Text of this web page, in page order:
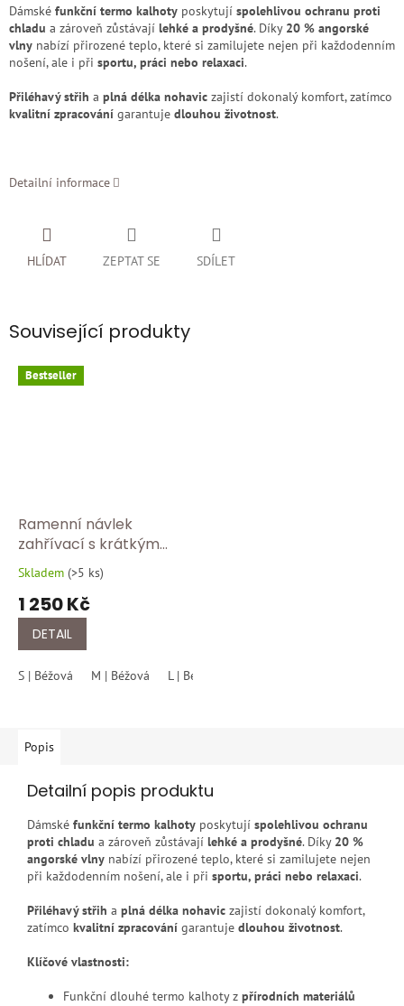
Dámské funkční termo kalhoty poskytují spolehlivou ochranu proti
chladu a zároveň zůstávají lehké a prodyšné. Díky 20 % angorské
vlny nabízí přirozené teplo, které si zamilujete nejen při každodenním
nošení, ale i při sportu, práci nebo relaxaci.
Přiléhavý střih a plná délka nohavic zajistí dokonalý komfort, zatímco
kvalitní zpracování garantuje dlouhou životnost.
Detailní informace
ZEPTAT SE
HLÍDAT SDÍLET
Související produkty
Bestseller
Ramenní návlek
zahřívací s krátkým
rukávem Medima Hřejivý
návlek na ramena
Medima – přírodní
ochrana ramen a šíje
Průměrné
produktu
5,0
5
Skladem (>5 ks)
1 250 Kč
DETAIL
S | Béžová M | Béžová L | Béžová
Popis
Detailní popis produktu
Dámské funkční termo kalhoty poskytují spolehlivou ochranu
proti chladu a zároveň zůstávají lehké a prodyšné. Díky 20 %
angorské vlny nabízí přirozené teplo, které si zamilujete nejen
při každodenním nošení, ale i při sportu, práci nebo relaxaci.
Přiléhavý střih a plná délka nohavic zajistí dokonalý komfort,
zatímco kvalitní zpracování garantuje dlouhou životnost.
Klíčové vlastnosti:
Funkční dlouhé termo kalhoty z přírodních materiálů